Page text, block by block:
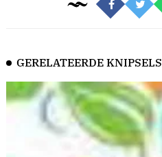
GERELATEERDE KNIPSELS